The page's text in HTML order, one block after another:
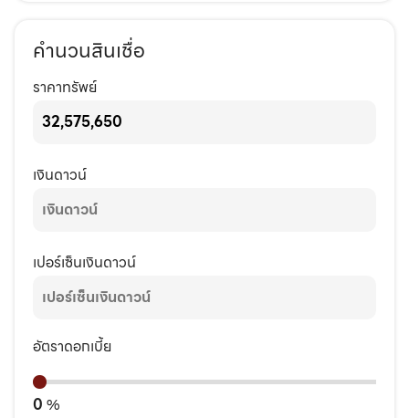
คำนวนสินเชื่อ
ราคาทรัพย์
เงินดาวน์
เปอร์เซ็นเงินดาวน์
อัตราดอกเบี้ย
0 %